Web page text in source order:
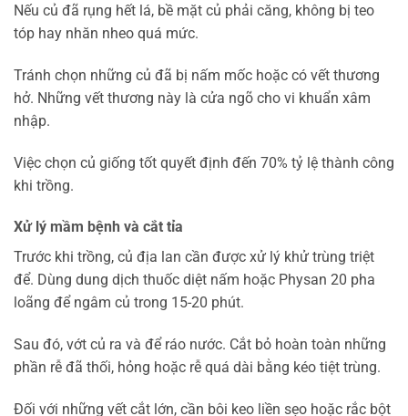
Nếu củ đã rụng hết lá, bề mặt củ phải căng, không bị teo
tóp hay nhăn nheo quá mức.
Tránh chọn những củ đã bị nấm mốc hoặc có vết thương
hở. Những vết thương này là cửa ngõ cho vi khuẩn xâm
nhập.
Việc chọn củ giống tốt quyết định đến 70% tỷ lệ thành công
khi trồng.
Xử lý mầm bệnh và cắt tỉa
Trước khi trồng, củ địa lan cần được xử lý khử trùng triệt
để. Dùng dung dịch thuốc diệt nấm hoặc Physan 20 pha
loãng để ngâm củ trong 15-20 phút.
Sau đó, vớt củ ra và để ráo nước. Cắt bỏ hoàn toàn những
phần rễ đã thối, hỏng hoặc rễ quá dài bằng kéo tiệt trùng.
Đối với những vết cắt lớn, cần bôi keo liền sẹo hoặc rắc bột